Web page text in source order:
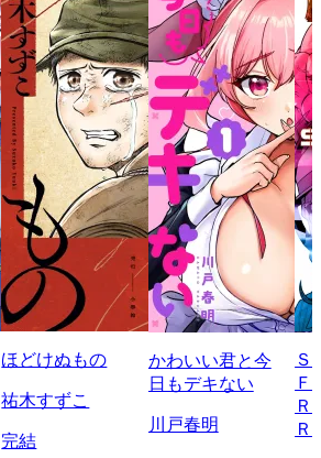
ほどけぬもの
祐木すずこ
完結
かわいい君と今
日もデキない
川戸春明
Ｆ
Ｒ